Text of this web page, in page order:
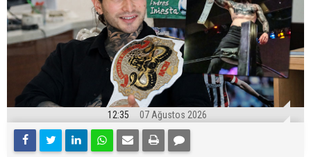
12:35 07 Ağustos 2026